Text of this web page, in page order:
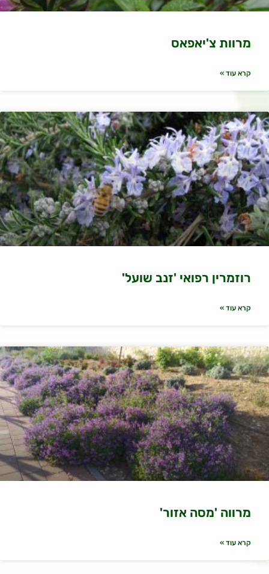
מרוות צ'יאפאס
קרא עוד »
רוזמרין רפואי 'זנב שועל'
קרא עוד »
מרווה 'מסה אזור'
קרא עוד »